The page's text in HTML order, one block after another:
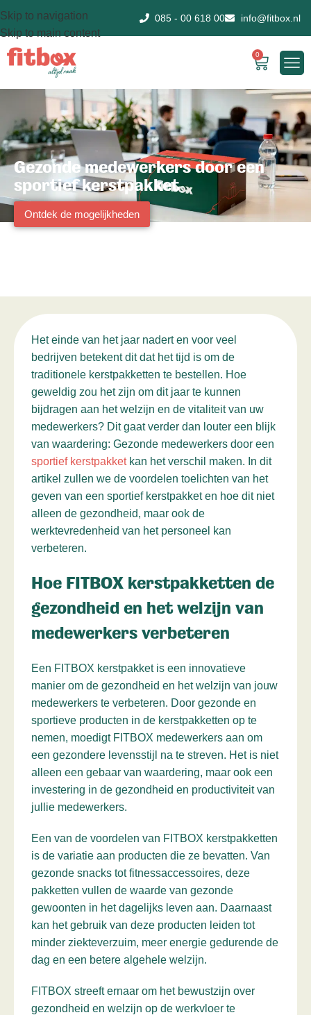
Skip to navigation
Skip to main content
085 - 00 618 00 info@fitbox.nl
0
Gezonde medewerkers door een
sportief kerstpakket
Ontdek de mogelijkheden
Het einde van het jaar nadert en voor veel
bedrijven betekent dit dat het tijd is om de
traditionele kerstpakketten te bestellen. Hoe
geweldig zou het zijn om dit jaar te kunnen
bijdragen aan het welzijn en de vitaliteit van uw
medewerkers? Dit gaat verder dan louter een blijk
van waardering: Gezonde medewerkers door een
sportief kerstpakketkan het verschil maken. In dit
artikel zullen we de voordelen toelichten van het
geven van een sportief kerstpakket en hoe dit niet
alleen de gezondheid, maar ook de
werktevredenheid van het personeel kan
verbeteren.
Hoe FITBOX kerstpakketten de
gezondheid en het welzijn van
medewerkers verbeteren
Een FITBOX kerstpakket is een innovatieve
manier om de gezondheid en het welzijn van jouw
medewerkers te verbeteren. Door gezonde en
sportieve producten in de kerstpakketten op te
nemen, moedigt FITBOX medewerkers aan om
een gezondere levensstijl na te streven. Het is niet
alleen een gebaar van waardering, maar ook een
investering in de gezondheid en productiviteit van
jullie medewerkers.
Een van de voordelen van FITBOX kerstpakketten
is de variatie aan producten die ze bevatten. Van
gezonde snacks tot fitnessaccessoires, deze
pakketten vullen de waarde van gezonde
gewoonten in het dagelijks leven aan. Daarnaast
kan het gebruik van deze producten leiden tot
minder ziekteverzuim, meer energie gedurende de
dag en een betere algehele welzijn.
FITBOX streeft ernaar om het bewustzijn over
gezondheid en welzijn op de werkvloer te